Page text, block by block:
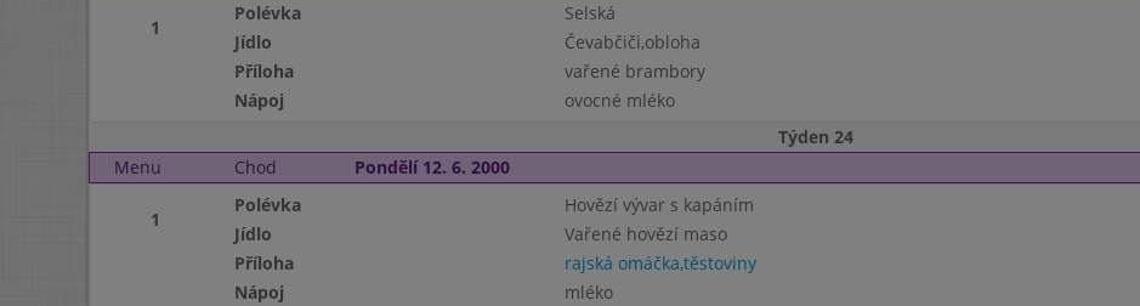
1
Polévka
Selská
Jídlo
Čevabčiči,obloha
Příloha
vařené brambory
Nápoj
ovocné mléko
Týden 24
Menu
Chod Pondělí 12. 6. 2000
1
Polévka
Hovězí vývar s kapáním
Jídlo
Vařené hovězí maso
Příloha
rajská omáčka,těstoviny
Nápoj
mléko